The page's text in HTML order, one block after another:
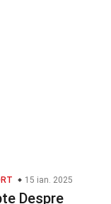
15 ian. 2025
Despre